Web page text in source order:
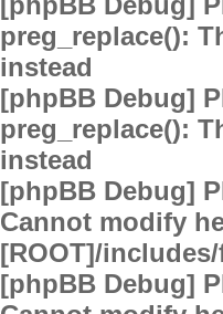
preg_replace():
instead
[phpBB Debug]
preg_replace():
instead
[phpBB Debug]
Cannot modify
[ROOT]/
[phpBB Debug]